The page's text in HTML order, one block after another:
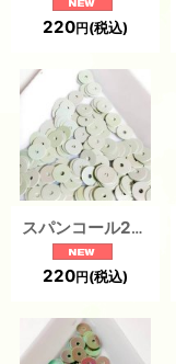
220円(税込)
スパンコール2140J 平5mm グリーン 1g
220円(税込)